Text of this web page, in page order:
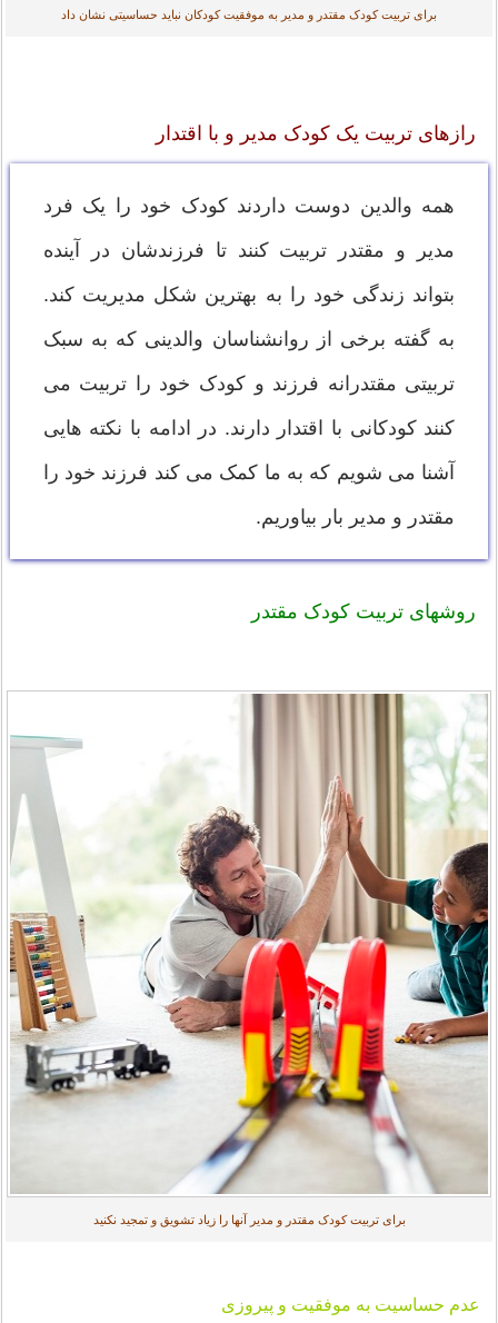
برای تربیت کودک مقتدر و مدیر به موفقیت کودکان نباید حساسیتی نشان داد
رازهای تربیت یک کودک مدیر و با اقتدار
همه والدین دوست داردند کودک خود را یک فرد
مدیر و مقتدر تربیت کنند تا فرزندشان در آینده
بتواند زندگی خود را به بهترین شکل مدیریت کند.
به گفته برخی از روانشناسان والدینی که به سبک
تربیتی مقتدرانه فرزند و کودک خود را تربیت می
کنند کودکانی با اقتدار دارند. در ادامه با نکته هایی
آشنا می شویم که به ما کمک می کند فرزند خود را
مقتدر و مدیر بار بیاوریم.
روشهای تربیت کودک مقتدر
برای تربیت کودک مقتدر و مدیر آنها را زیاد تشویق و تمجید نکنید
عدم حساسیت به موفقیت و پیروزی